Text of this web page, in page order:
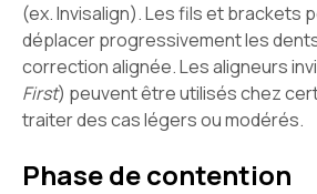
(ex. Invisalign). Les fils et brackets
déplacer progressivement les
correction alignée. Les aligneurs
First) peuvent être utilisés chez
traiter des cas légers ou modérés.
Phase de contention